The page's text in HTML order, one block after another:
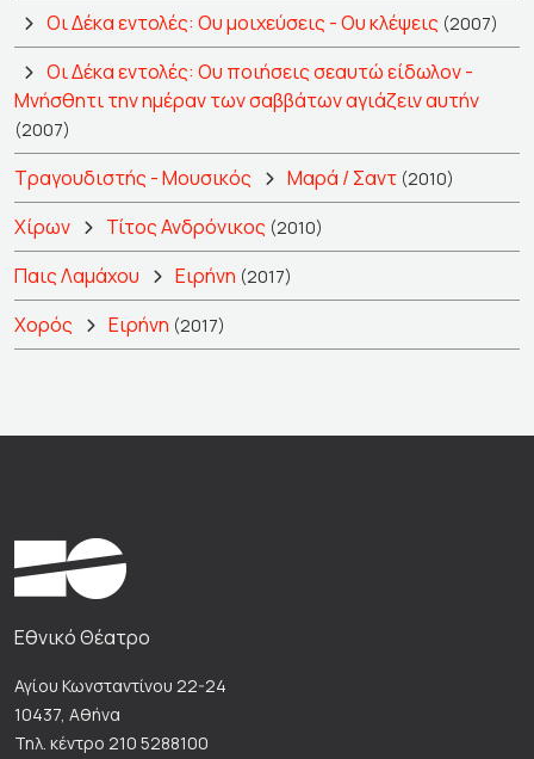
Οι Δέκα εντολές: Ου μοιχεύσεις - Ου κλέψεις (2007)
Οι Δέκα εντολές: Ου ποιήσεις σεαυτώ είδωλον -
Μνήσθητι την ημέραν των σαββάτων αγιάζειν αυτήν
(2007)
Τραγουδιστής - Μουσικός Μαρά / Σαντ (2010)
Χίρων Τίτος Ανδρόνικος (2010)
Παις Λαμάχου Ειρήνη (2017)
Χορός Ειρήνη (2017)
Εθνικό Θέατρο
Αγίου Κωνσταντίνου 22-24
10437, Αθήνα
Τηλ. κέντρο 210 5288100